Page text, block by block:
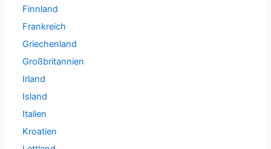
Finnland
Frankreich
Griechenland
Großbritannien
Irland
Island
Italien
Kroatien